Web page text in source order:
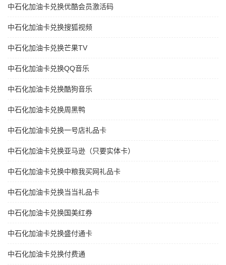
中石化加油卡兑换优酷会员激活码
中石化加油卡兑换搜狐视频
中石化加油卡兑换芒果TV
中石化加油卡兑换QQ音乐
中石化加油卡兑换酷狗音乐
中石化加油卡兑换周黑鸭
中石化加油卡兑换一号店礼品卡
中石化加油卡兑换亚马逊（只要实体卡）
中石化加油卡兑换中粮我买网礼品卡
中石化加油卡兑换当当礼品卡
中石化加油卡兑换国美红券
中石化加油卡兑换盛付通卡
中石化加油卡兑换付费通